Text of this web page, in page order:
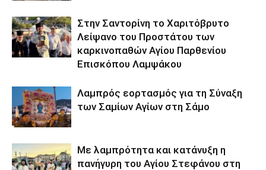
Στην Σαντορίνη το Χαριτόβρυτο
Λείψανο του Προστάτου των
καρκινοπαθών Αγίου Παρθενίου
Επισκόπου Λαμψάκου
Λαμπρός εορτασμός για τη Σύναξη
των Σαμίων Αγίων στη Σάμο
Με λαμπρότητα και κατάνυξη η
πανήγυρη του Αγίου Στεφάνου στη